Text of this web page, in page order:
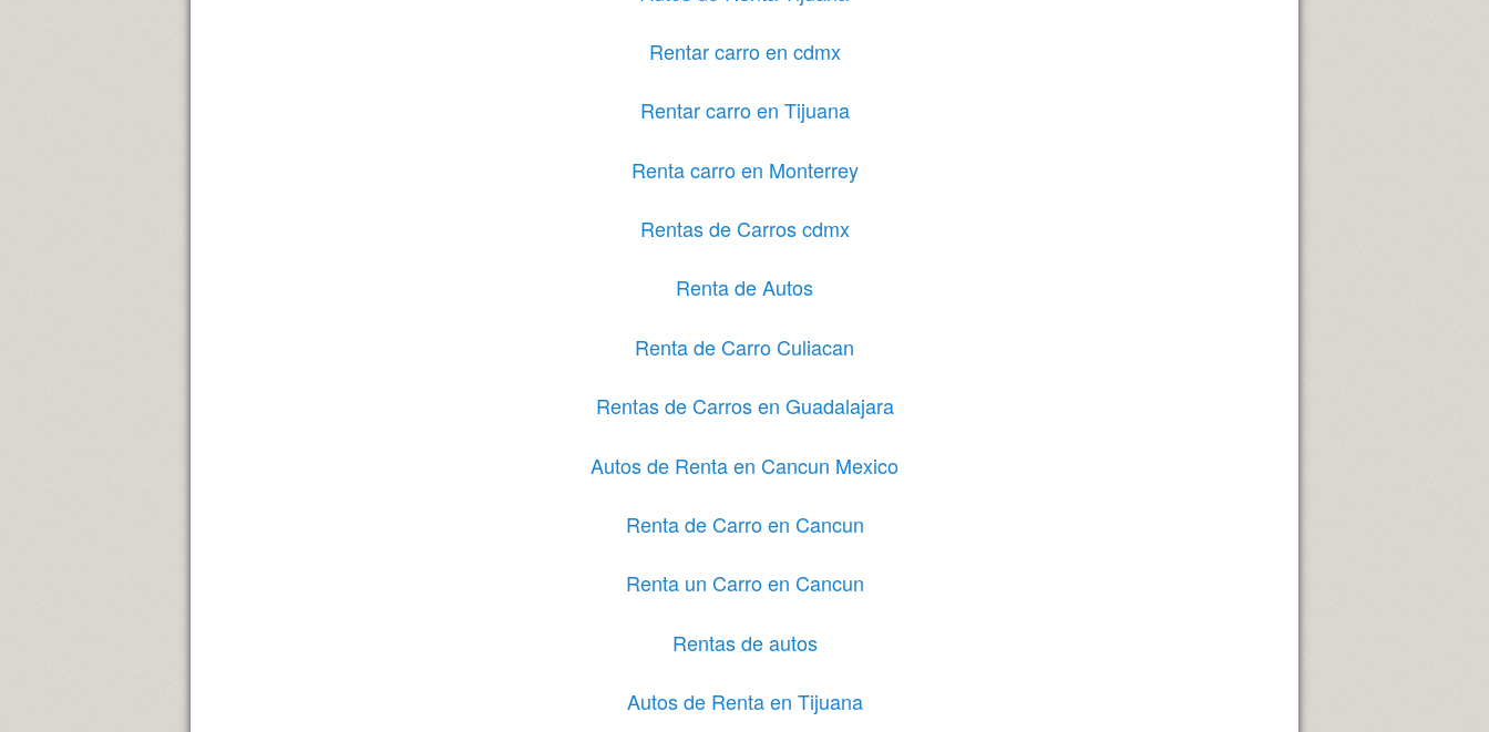
Rentar carro en cdmx
Rentar carro en Tijuana
Renta carro en Monterrey
Rentas de Carros cdmx
Renta de Autos
Renta de Carro Culiacan
Rentas de Carros en Guadalajara
Autos de Renta en Cancun Mexico
Renta de Carro en Cancun
Renta un Carro en Cancun
Rentas de autos
Autos de Renta en Tijuana